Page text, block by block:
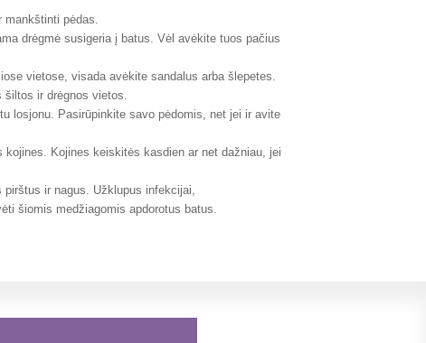
mankštinti pėdas.
drėgmė susigeria į batus. Vėl avėkite tuos pačius
vietose, visada avėkite sandalus arba šlepetes.
šiltos ir drėgnos vietos.
losjonu. Pasirūpinkite savo pėdomis, net jei ir avite
Kojines keiskitės kasdien ar net dažniau, jei
pirštus ir nagus. Užklupus infekcijai,
šiomis medžiagomis apdorotus batus.